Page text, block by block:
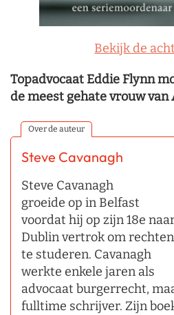
Bekijk de
Topadvocaat Eddie Flynn
de meest gehate vrouw
Over de auteur
Steve Cavanagh
Steve Cavanagh
groeide op in Belfast
voordat hij op zijn 18e
Dublin vertrok om rechten
te studeren. Cavanagh
werkte enkele jaren als
advocaat burgerrecht,
fulltime schrijver. Zijn